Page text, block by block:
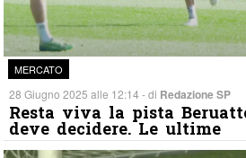
MERCATO
28 Giugno 2025 alle 12:14 - di Redazione SP
Resta viva la pista
deve decidere. Le ultime